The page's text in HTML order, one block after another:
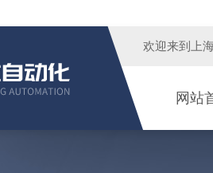
欢迎来到 上
网站